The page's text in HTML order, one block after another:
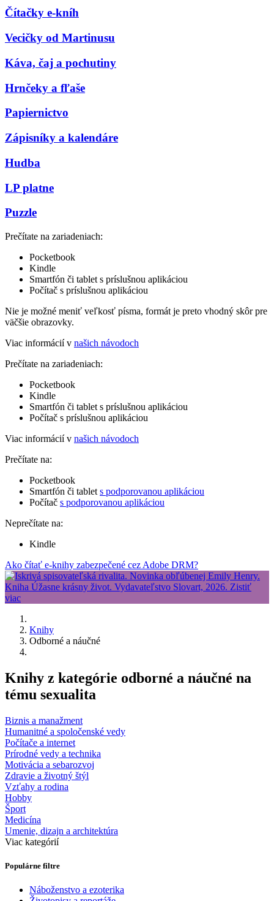
Čítačky e-kníh
Vecičky od Martinusu
Káva, čaj a pochutiny
Hrnčeky a fľaše
Papiernictvo
Zápisníky a kalendáre
Hudba
LP platne
Puzzle
Prečítate na zariadeniach:
Pocketbook
Kindle
Smartfón či tablet s príslušnou aplikáciou
Počítač s príslušnou aplikáciou
Nie je možné meniť veľkosť písma, formát je preto vhodný skôr pre
väčšie obrazovky.
Viac informácií v našich návodoch
Prečítate na zariadeniach:
Pocketbook
Kindle
Smartfón či tablet s príslušnou aplikáciou
Počítač s príslušnou aplikáciou
Viac informácií v našich návodoch
Prečítate na:
Pocketbook
Smartfón či tablet s podporovanou aplikáciou
Počítač s podporovanou aplikáciou
Neprečítate na:
Kindle
Ako čítať e-knihy zabezpečené cez Adobe DRM?
Knihy
Odborné a náučné
Knihy z kategórie odborné a náučné na
tému sexualita
Biznis a manažment
Humanitné a spoločenské vedy
Počítače a internet
Prírodné vedy a technika
Motivácia a sebarozvoj
Zdravie a životný štýl
Vzťahy a rodina
Hobby
Šport
Medicína
Umenie, dizajn a architektúra
Viac kategórií
Populárne filtre
Náboženstvo a ezoterika